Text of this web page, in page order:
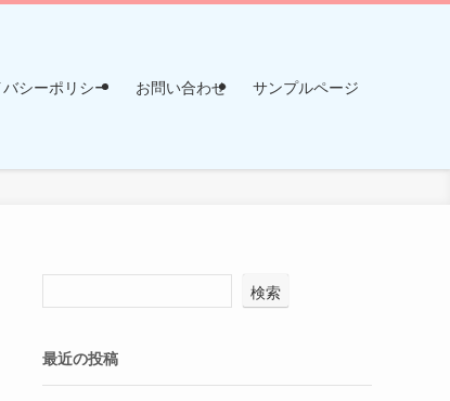
シーポリシー お問い合わせ サンプルページ
検索
最近の投稿